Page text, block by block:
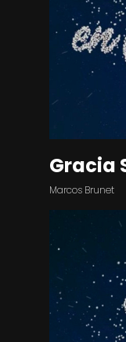
Gracia
Marcos Brunet